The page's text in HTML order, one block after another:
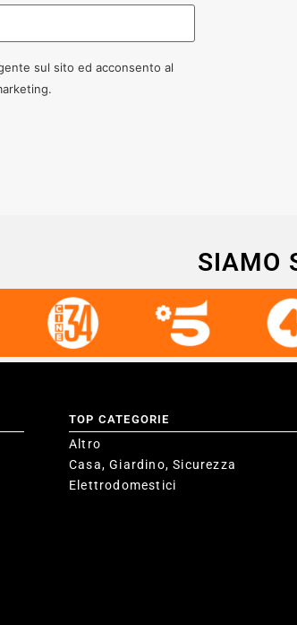
sul sito ed acconsento al
SIAMO
TOP CATEGORIE
Altro
Casa, Giardino, Sicurezza
Elettrodomestici